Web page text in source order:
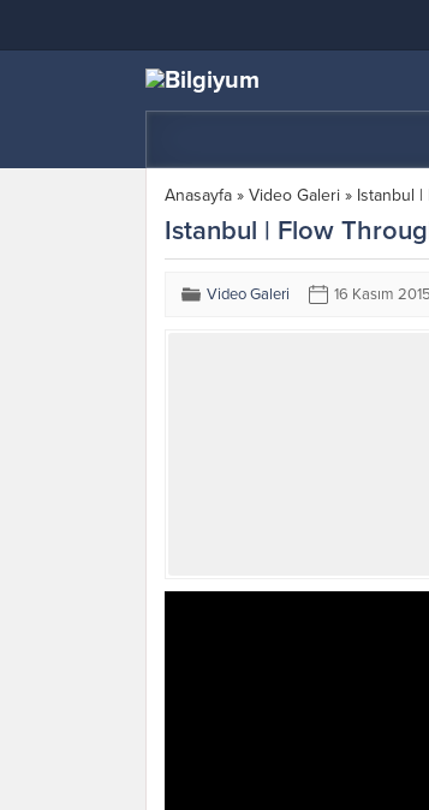
Anasayfa » Video Galeri » Istanbul
Istanbul | Flow
Video Galeri 16 Kasım 2015